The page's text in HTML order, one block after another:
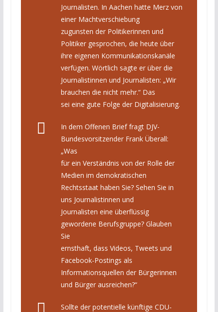
Journalisten. In Aachen hatte Merz von
einer Machtverschiebung
zugunsten der Politikerinnen und
Politiker gesprochen, die heute über
ihre eigenen Kommunikationskanäle
verfügen. Wörtlich sagte er über die
Journalistinnen und Journalisten: „Wir
brauchen die nicht mehr.“ Das
sei eine gute Folge der Digitalisierung.
In dem Offenen Brief fragt DJV-
Bundesvorsitzender Frank Überall:
„Was
für ein Verständnis von der Rolle der
Medien im demokratischen
Rechtsstaat haben Sie? Sehen Sie in
uns Journalistinnen und
Journalisten eine überflüssig
gewordene Berufsgruppe? Glauben
Sie
ernsthaft, dass Videos, Tweets und
Facebook-Postings als
Informationsquellen der Bürgerinnen
und Bürger ausreichen?“
Sollte der potentielle künftige CDU-